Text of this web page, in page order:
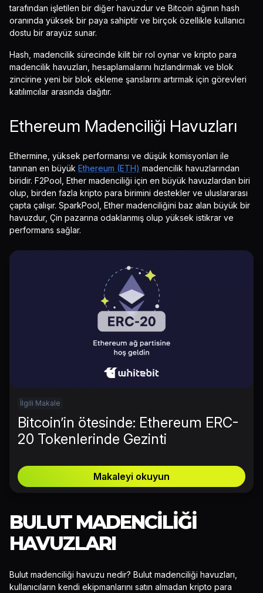
tarafından işletilen bir diğer havuzdur ve Bitcoin ağının hash
oranında yüksek bir paya sahiptir ve birçok özellikle kullanıcı
dostu bir arayüz sunar.
Hash, madencilik sürecinde kilit bir rol oynar ve kripto para
madencilik havuzları, hesaplamalarını hızlandırmak ve blok
zincirine yeni bir blok ekleme şanslarını artırmak için görevleri
katılımcılar arasında dağıtır.
Ethereum Madenciliği Havuzları
Ethermine, yüksek performansı ve düşük komisyonları ile
tanınan en büyük Ethereum (ETH) madencilik havuzlarından
biridir. F2Pool, Ether madenciliği için en büyük havuzlardan biri
olup, birden fazla kripto para birimini destekler ve uluslararası
çapta çalışır. SparkPool, Ether madenciliğini baz alan büyük bir
havuzdur, Çin pazarına odaklanmış olup yüksek istikrar ve
performans sağlar.
İlgili Makale
Bitcoin’in ötesinde: Ethereum ERC-
20 Tokenlerinde Gezinti
Makaleyi okuyun
BULUT MADENCILIĞI
HAVUZLARI
Bulut madenciliği havuzu nedir? Bulut madenciliği havuzları,
kullanıcıların kendi ekipmanlarını satın almadan kripto para